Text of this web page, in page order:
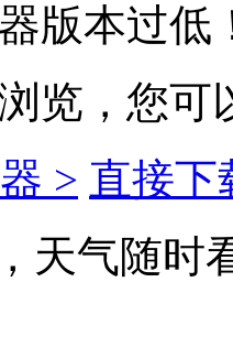
版本过低
览，您可
> 直接下
天气随时